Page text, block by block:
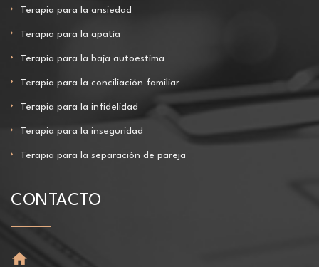
Terapia para la ansiedad
Terapia para la apatía
Terapia para la baja autoestima
Terapia para la conciliación familiar
Terapia para la infidelidad
Terapia para la inseguridad
Terapia para la separación de pareja
CONTACTO